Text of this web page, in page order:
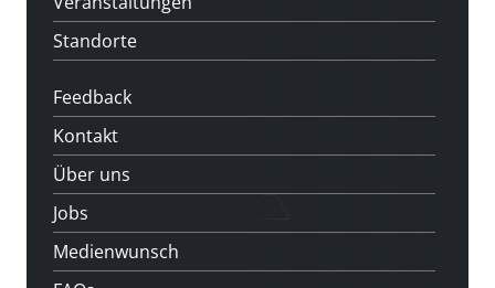
Standorte
Feedback
Kontakt
Über uns
Jobs
Medienwunsch